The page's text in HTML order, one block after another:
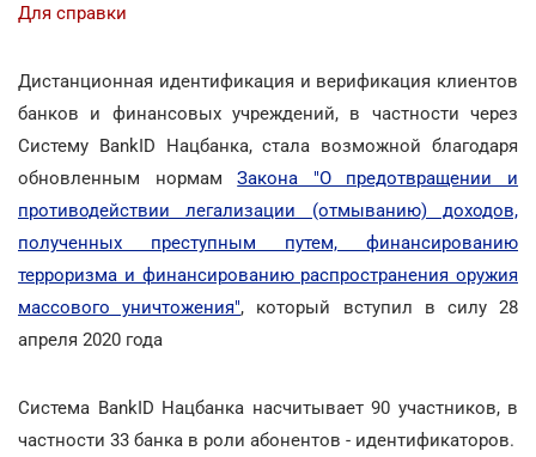
Для справки
Дистанционная идентификация и верификация клиентов
банков и финансовых учреждений, в частности через
Систему BankID Нацбанка, стала возможной благодаря
обновленным нормамЗакона "О предотвращении и
противодействии легализации (отмыванию) доходов,
полученных преступным путем, финансированию
терроризма и финансированию распространения оружия
массового уничтожения", который вступил в силу 28
апреля 2020 года
Система BankID Нацбанка насчитывает 90 участников, в
частности 33 банка в роли абонентов - идентификаторов.